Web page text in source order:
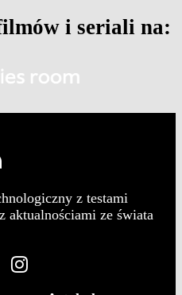
i seriali na:
z testami
aktualnościami ze świata